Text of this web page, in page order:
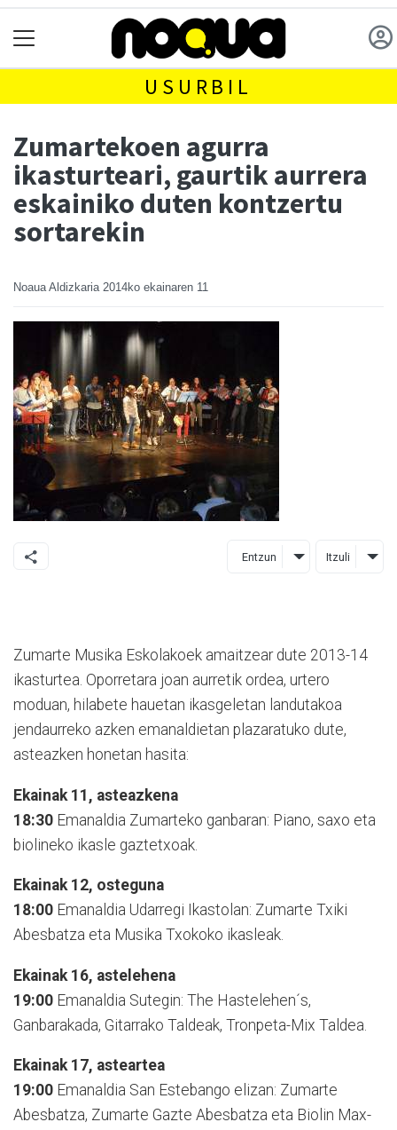
USURBIL
Zumartekoen agurra
ikasturteari, gaurtik aurrera
eskainiko duten kontzertu
sortarekin
Noaua Aldizkaria 2014ko ekainaren 11
Entzun Itzuli
Zumarte Musika Eskolakoek amaitzear dute 2013-14
ikasturtea. Oporretara joan aurretik ordea, urtero
moduan, hilabete hauetan ikasgeletan landutakoa
jendaurreko azken emanaldietan plazaratuko dute,
asteazken honetan hasita:
Ekainak 11, asteazkena
18:30 Emanaldia Zumarteko ganbaran: Piano, saxo eta
biolineko ikasle gaztetxoak.
Ekainak 12, osteguna
18:00 Emanaldia Udarregi Ikastolan: Zumarte Txiki
Abesbatza eta Musika Txokoko ikasleak.
Ekainak 16, astelehena
19:00 Emanaldia Sutegin: The Hastelehen´s,
Ganbarakada, Gitarrako Taldeak, Tronpeta-Mix Taldea.
Ekainak 17, asteartea
19:00 Emanaldia San Estebango elizan: Zumarte
Abesbatza, Zumarte Gazte Abesbatza eta Biolin Max-